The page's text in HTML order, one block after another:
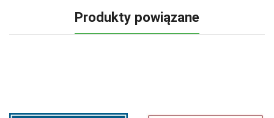
Produkty powiązane